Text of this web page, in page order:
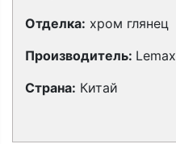
Отделка: хром глянец
Производитель: Lemax
Страна: Китай